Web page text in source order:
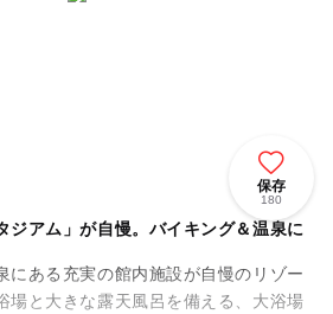
保存
180
ジアム」が自慢。バイキング＆温泉に
にある充実の館内施設が自慢のリゾー
場と大きな露天風呂を備える、大浴場